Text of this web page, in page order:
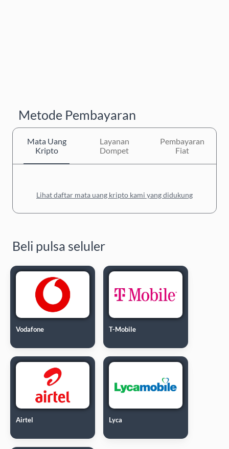
Metode Pembayaran
Mata Uang
Kripto
Layanan
Dompet
Pembayaran
Fiat
Lihat daftar mata uang kripto kami yang didukung
Beli pulsa seluler
Vodafone T-Mobile
Airtel Lyca